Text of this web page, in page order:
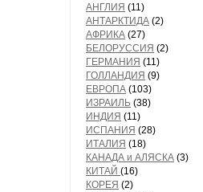
АНГЛИЯ (11)
АНТАРКТИДА (2)
АФРИКА (27)
БЕЛОРУССИЯ (2)
ГЕРМАНИЯ (11)
ГОЛЛАНДИЯ (9)
ЕВРОПА (103)
ИЗРАИЛЬ (38)
ИНДИЯ (11)
ИСПАНИЯ (28)
ИТАЛИЯ (18)
КАНАДА и АЛЯСКА (3)
КИТАЙ (16)
КОРЕЯ (2)